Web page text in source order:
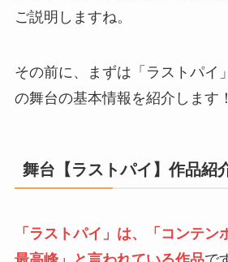
ご説明しますね。
その前に、まずは「ラストパイ
の舞台の基本情報を紹介します！
舞台【ラストパイ 】作品紹
「ラストパイ」は、「コンテン